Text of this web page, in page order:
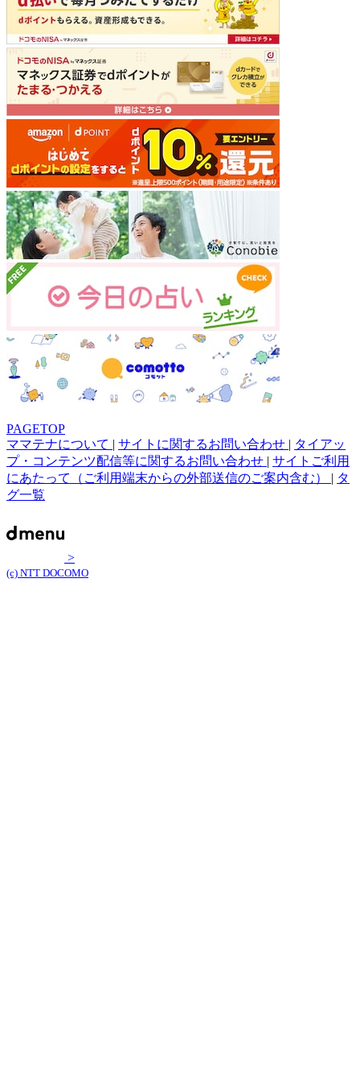
PAGETOP
ママテナについて | サイトに関するお問い合わせ | タイアッ
プ・コンテンツ配信等に関するお問い合わせ | サイトご利用
にあたって（ご利用端末からの外部送信のご案内含む） | タ
グ一覧
>
(c) NTT DOCOMO